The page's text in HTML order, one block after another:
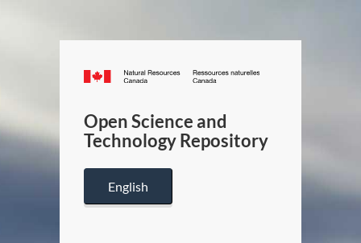
Canada.ca
/
Canada
Open Science and
Technology Repository
English